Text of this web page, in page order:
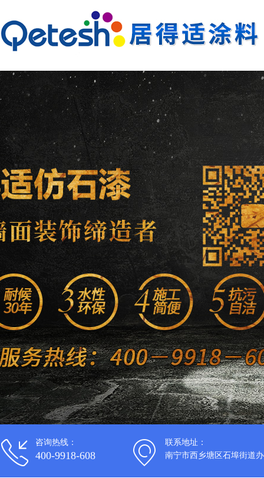
咨询热线：
400-9918-608
联系地址：
南宁市西乡塘区石埠街道